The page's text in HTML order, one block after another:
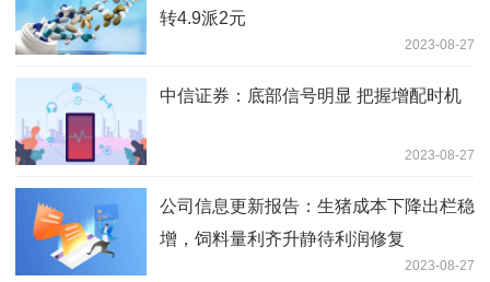
转4.9派2元
2023-08-27
中信证券：底部信号明显 把握增配时机
2023-08-27
公司信息更新报告：生猪成本下降出栏稳
增，饲料量利齐升静待利润修复
2023-08-27